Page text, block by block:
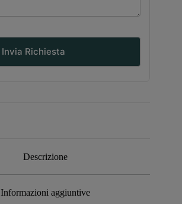
Descrizione
Informazioni aggiuntive